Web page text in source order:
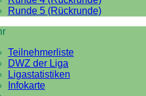
Runde 5 (Rückrunde)
Teilnehmerliste
DWZ der Liga
Ligastatistiken
Infokarte